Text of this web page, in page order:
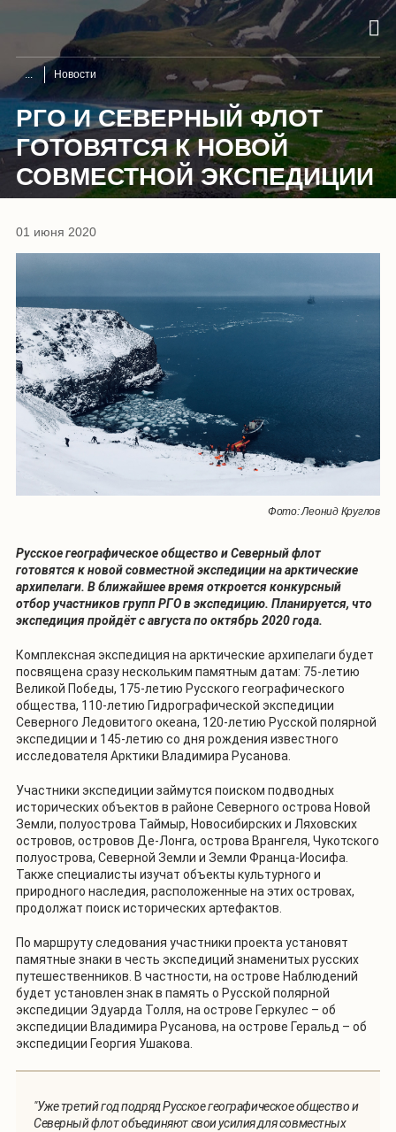
Новости
РГО И СЕВЕРНЫЙ ФЛОТ
ГОТОВЯТСЯ К НОВОЙ
СОВМЕСТНОЙ ЭКСПЕДИЦИИ
01 июня 2020
Фото: Леонид Круглов
Русское географическое общество и Северный флот
готовятся к новой совместной экспедиции на арктические
архипелаги. В ближайшее время откроется конкурсный
отбор участников групп РГО в экспедицию. Планируется, что
экспедиция пройдёт с августа по октябрь 2020 года.
Комплексная экспедиция на арктические архипелаги будет
посвящена сразу нескольким памятным датам: 75-летию
Великой Победы, 175-летию Русского географического
общества, 110-летию Гидрографической экспедиции
Северного Ледовитого океана, 120-летию Русской полярной
экспедиции и 145-летию со дня рождения известного
исследователя Арктики Владимира Русанова.
Участники экспедиции займутся поиском подводных
исторических объектов в районе Северного острова Новой
Земли, полуострова Таймыр, Новосибирских и Ляховских
островов, островов Де-Лонга, острова Врангеля, Чукотского
полуострова, Северной Земли и Земли Франца-Иосифа.
Также специалисты изучат объекты культурного и
природного наследия, расположенные на этих островах,
продолжат поиск исторических артефактов.
По маршруту следования участники проекта установят
памятные знаки в честь экспедиций знаменитых русских
путешественников. В частности, на острове Наблюдений
будет установлен знак в память о Русской полярной
экспедиции Эдуарда Толля, на острове Геркулес – об
экспедиции Владимира Русанова, на острове Геральд – об
экспедиции Георгия Ушакова.
"Уже третий год подряд Русское географическое общество и
Северный флот объединяют свои усилия для совместных